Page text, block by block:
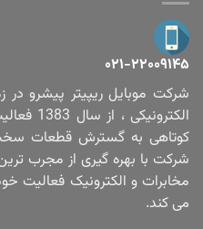
۰۲۱-۲۲۰۰۹۱۴۵
شرکت موبایل ریپیتر پیشرو
کوتاهی به گسترش قطعات
شرکت با بهره گیری از مجرب
مخابرات و الکترونیک فعالیت
می کند.